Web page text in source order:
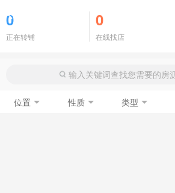
0
正在转铺
0
在线找店
位置 性质 类型